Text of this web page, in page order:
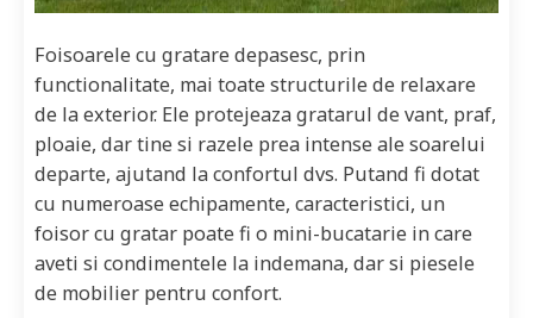
Foisoarele cu gratare depasesc, prin
functionalitate, mai toate structurile de relaxare
de la exterior. Ele protejeaza gratarul de vant, praf,
ploaie, dar tine si razele prea intense ale soarelui
departe, ajutand la confortul dvs. Putand fi dotat
cu numeroase echipamente, caracteristici, un
foisor cu gratar poate fi o mini-bucatarie in care
aveti si condimentele la indemana, dar si piesele
de mobilier pentru confort.